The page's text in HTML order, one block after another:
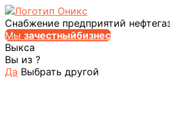
Снабжение предприятий
Мы зачестныйбизнес
Выкса
Вы из ?
Да Выбрать другой